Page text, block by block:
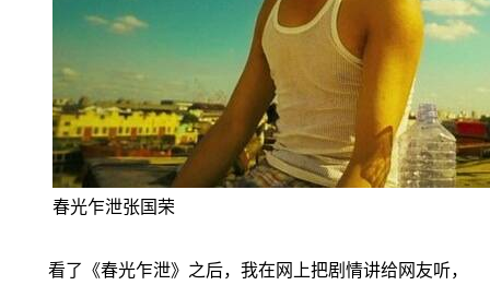
春光乍泄张国荣
看了《春光乍泄》之后，我在网上把剧情讲给网友听，